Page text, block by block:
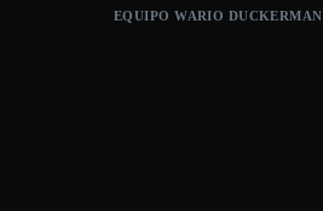
EQUIPO WARIO DUCKERMAN